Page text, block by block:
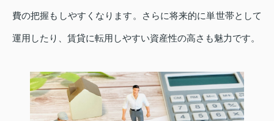
費の把握もしやすくなります。さらに将来的に単世帯として
運用したり、賃貸に転用しやすい資産性の高さも魅力です。